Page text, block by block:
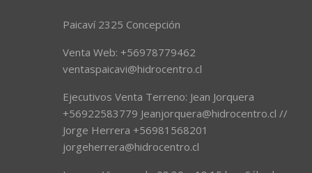
Paicaví 2325 Concepción
Venta Web: +56978779462
ventaspaicavi@hidrocentro.cl
Ejecutivos Venta Terreno: Jean Jorquera
+56922583779 Jeanjorquera@hidrocentro.cl //
Jorge Herrera +56981568201
jorgeherrera@hidrocentro.cl